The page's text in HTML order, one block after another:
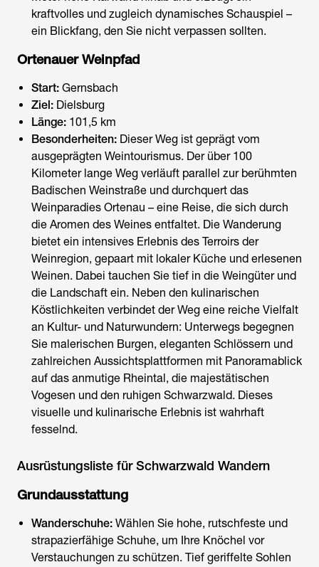
kraftvolles und zugleich dynamisches Schauspiel –
ein Blickfang, den Sie nicht verpassen sollten.
Ortenauer Weinpfad
Start: Gernsbach
Ziel: Dielsburg
Länge: 101,5 km
Besonderheiten: Dieser Weg ist geprägt vom
ausgeprägten Weintourismus. Der über 100
Kilometer lange Weg verläuft parallel zur berühmten
Badischen Weinstraße und durchquert das
Weinparadies Ortenau – eine Reise, die sich durch
die Aromen des Weines entfaltet. Die Wanderung
bietet ein intensives Erlebnis des Terroirs der
Weinregion, gepaart mit lokaler Küche und erlesenen
Weinen. Dabei tauchen Sie tief in die Weingüter und
die Landschaft ein. Neben den kulinarischen
Köstlichkeiten verbindet der Weg eine reiche Vielfalt
an Kultur- und Naturwundern: Unterwegs begegnen
Sie malerischen Burgen, eleganten Schlössern und
zahlreichen Aussichtsplattformen mit Panoramablick
auf das anmutige Rheintal, die majestätischen
Vogesen und den ruhigen Schwarzwald. Dieses
visuelle und kulinarische Erlebnis ist wahrhaft
fesselnd.
Ausrüstungsliste für Schwarzwald Wandern
Grundausstattung
Wanderschuhe: Wählen Sie hohe, rutschfeste und
strapazierfähige Schuhe, um Ihre Knöchel vor
Verstauchungen zu schützen. Tief geriffelte Sohlen